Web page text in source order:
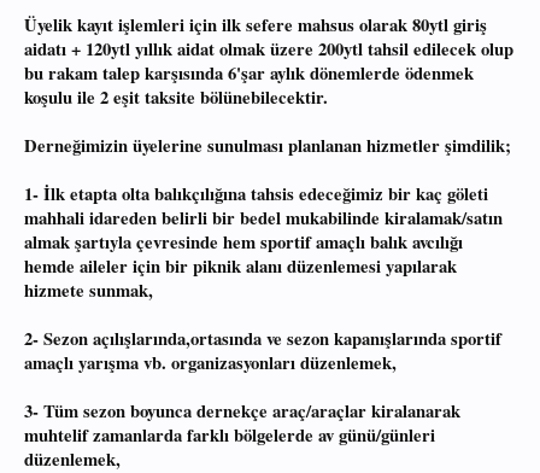
Üyelik kayıt işlemleri için ilk sefere mahsus olarak 80ytl giriş
aidatı + 120ytl yıllık aidat olmak üzere 200ytl tahsil edilecek olup
bu rakam talep karşısında 6'şar aylık dönemlerde ödenmek
koşulu ile 2 eşit taksite bölünebilecektir.
Derneğimizin üyelerine sunulması planlanan hizmetler şimdilik;
1- İlk etapta olta balıkçılığına tahsis edeceğimiz bir kaç göleti
mahhali idareden belirli bir bedel mukabilinde kiralamak/satın
almak şartıyla çevresinde hem sportif amaçlı balık avcılığı
hemde aileler için bir piknik alanı düzenlemesi yapılarak
hizmete sunmak,
2- Sezon açılışlarında,ortasında ve sezon kapanışlarında sportif
amaçlı yarışma vb. organizasyonları düzenlemek,
3- Tüm sezon boyunca dernekçe araç/araçlar kiralanarak
muhtelif zamanlarda farklı bölgelerde av günü/günleri
düzenlemek,